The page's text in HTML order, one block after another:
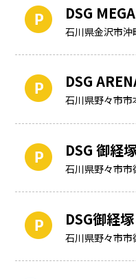
DSG
石川県金沢市沖
DSG
石川県野々市
DSG 御経
石川県野々市
DSG御経
石川県野々市